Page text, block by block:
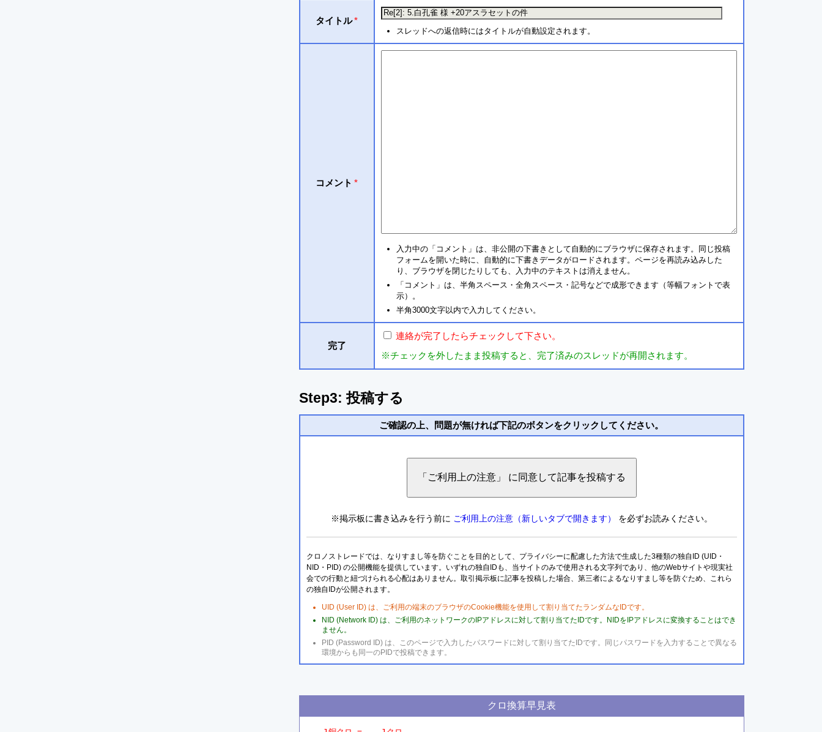
タイトル*
スレッドへの返信時にはタイトルが自動設定されます。
コメント *
入力中の「コメント」は、非公開の下書きとして自動的にブラウザに保存されます。同じ投稿
フォームを開いた時に、自動的に下書きデータがロードされます。ページを再読み込みした
り、ブラウザを閉じたりしても、入力中のテキストは消えません。
「コメント」は、半角スペース・全角スペース・記号などで成形できます（等幅フォントで表
示）。
半角3000文字以内で入力してください。
完了
連絡が完了したらチェックして下さい。
※チェックを外したまま投稿すると、完了済みのスレッドが再開されます。
Step3: 投稿する
ご確認の上、問題が無ければ下記のボタンをクリックしてください。
※掲示板に書き込みを行う前に ご利用上の注意（新しいタブで開きます） を必ずお読みください。
クロノストレードでは、なりすまし等を防ぐことを目的として、プライバシーに配慮した方法で生成した3種類の独自ID (UID・
NID・PID) の公開機能を提供しています。いずれの独自IDも、当サイトのみで使用される文字列であり、他のWebサイトや現実社
会での行動と紐づけられる心配はありません。取引掲示板に記事を投稿した場合、第三者によるなりすまし等を防ぐため、これら
の独自IDが公開されます。
UID (User ID) は、ご利用の端末のブラウザのCookie機能を使用して割り当てたランダムなIDです。
NID (Network ID) は、ご利用のネットワークのIPアドレスに対して割り当てたIDです。NIDをIPアドレスに変換することはでき
ません。
PID (Password ID) は、このページで入力したパスワードに対して割り当てたIDです。同じパスワードを入力することで異なる
環境からも同一のPIDで投稿できます。
クロ換算早見表